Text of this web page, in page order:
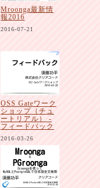
Mroonga最新情
報2016
2016-07-21
OSS Gateワーク
ショップ（チュ
ートリアル） -
フィードバック
2016-03-26